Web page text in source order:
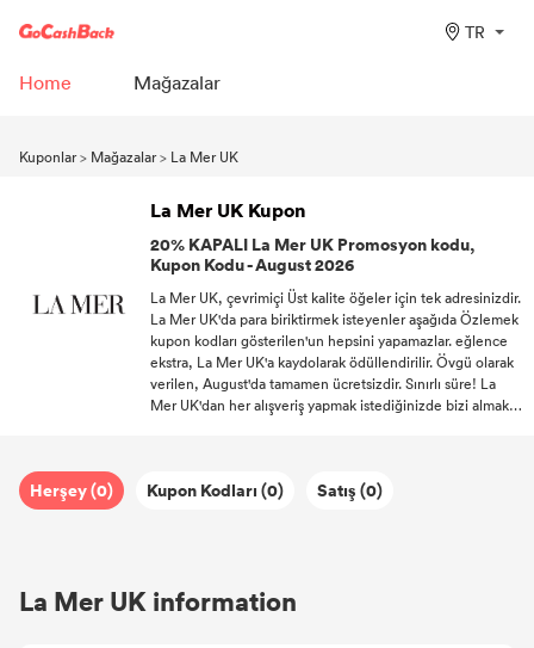
TR
Home Mağazalar
Kuponlar> Mağazalar> La Mer UK
La Mer UK Kupon
20% KAPALI La Mer UK Promosyon kodu,
Kupon Kodu - August 2026
La Mer UK, çevrimiçi Üst kalite öğeler için tek adresinizdir.
La Mer UK'da para biriktirmek isteyenler aşağıda Özlemek
kupon kodları gösterilen'un hepsini yapamazlar. eğlence
ekstra, La Mer UK'a kaydolarak ödüllendirilir. Övgü olarak
verilen, August'da tamamen ücretsizdir. Sınırlı süre! La
Mer UK'dan her alışveriş yapmak istediğinizde bizi almak
Herşey (0) Kupon Kodları (0) Satış (0)
La Mer UK information